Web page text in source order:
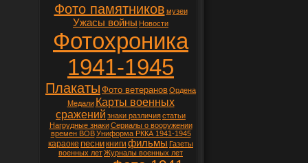
Фото памятников музеи
Ужасы войны Новости
Фотохроника
1941-1945
Плакаты Фото ветерановОрдена
Медали Карты военных
сражений знаки различиястатьи
Нагрудные знаки Сериалы о вооружении
времен ВОВ Униформа РККА 1941-1945
караоке песникниги фильмы Газеты
военных летЖурналы военных лет